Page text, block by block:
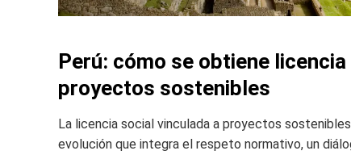
Perú: cómo se obtiene
proyectos sostenibles
La licencia social vinculada a proyectos
evolución que integra el respeto normativo, un